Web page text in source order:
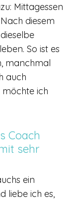
Mittagessen
diesem
So ist es
manchmal
auch
ich
Coach
sehr
ein
liebe ich es,